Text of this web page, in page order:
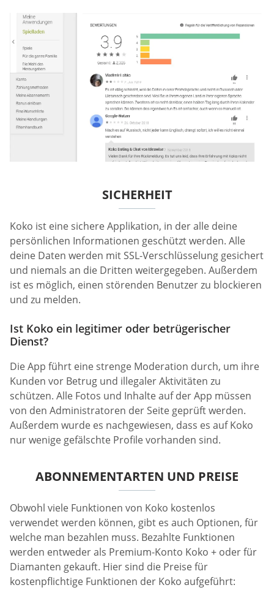
SICHERHEIT
Koko ist eine sichere Applikation, in der alle deine
persönlichen Informationen geschützt werden. Alle
deine Daten werden mit SSL-Verschlüsselung gesichert
und niemals an die Dritten weitergegeben. Außerdem
ist es möglich, einen störenden Benutzer zu blockieren
und zu melden.
Ist Koko ein legitimer oder betrügerischer
Dienst?
Die App führt eine strenge Moderation durch, um ihre
Kunden vor Betrug und illegaler Aktivitäten zu
schützen. Alle Fotos und Inhalte auf der App müssen
von den Administratoren der Seite geprüft werden.
Außerdem wurde es nachgewiesen, dass es auf Koko
nur wenige gefälschte Profile vorhanden sind.
ABONNEMENTARTEN UND PREISE
Obwohl viele Funktionen von Koko kostenlos
verwendet werden können, gibt es auch Optionen, für
welche man bezahlen muss. Bezahlte Funktionen
werden entweder als Premium-Konto Koko + oder für
Diamanten gekauft. Hier sind die Preise für
kostenpflichtige Funktionen der Koko aufgeführt: